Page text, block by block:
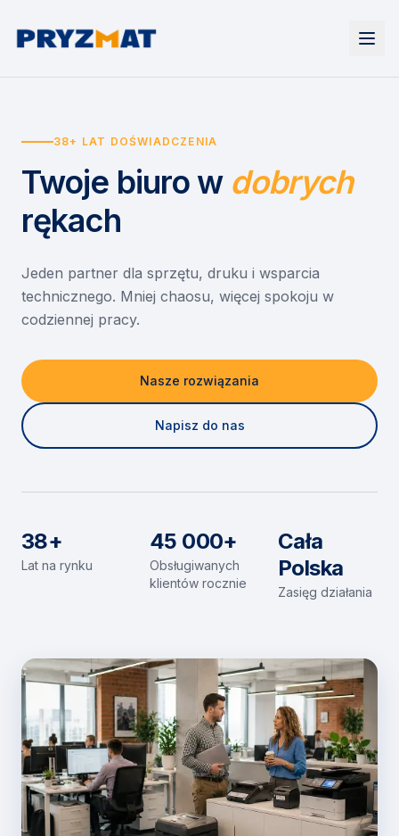
Urządzenia
Drukarki i urządzenia wielofunkcyjne
Etykiety i identyfikacja
Skanery i obieg dokumentów
Monitory interaktywne
Niszczarki dokumentów
Wynajem drukarek
Wynajem urządzeń biurowych
Asystent druku
EZD RP
Misja szkoła
Serwis
O nas
Kontakt
38+ LAT DOŚWIADCZENIA
Twoje biuro w dobrych
rękach
Jeden partner dla sprzętu, druku i wsparcia
technicznego. Mniej chaosu, więcej spokoju w
codziennej pracy.
Nasze rozwiązania
Napisz do nas
38+
Lat na rynku
45 000+
Obsługiwanych
klientów rocznie
Cała
Polska
Zasięg działania